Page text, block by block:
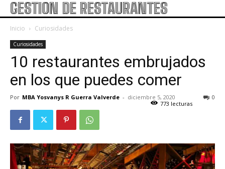
GESTION DE RESTAURANTES
Inicio Curiosidades
Curiosidades
10 restaurantes embrujados
en los que puedes comer
Por MBA Yosvanys R Guerra Valverde - diciembre 5, 2020
0
773 lecturas